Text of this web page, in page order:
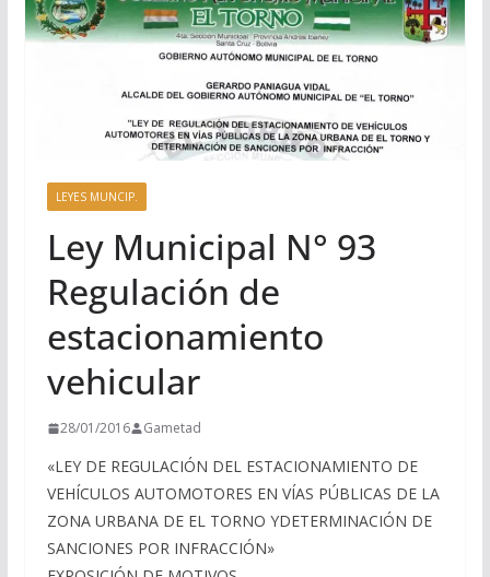
LEYES MUNCIP.
Ley Municipal N° 93
Regulación de
estacionamiento
vehicular
28/01/2016 Gametad
«LEY DE REGULACIÓN DEL ESTACIONAMIENTO DE
VEHÍCULOS AUTOMOTORES EN VÍAS PÚBLICAS DE LA
ZONA URBANA DE EL TORNO YDETERMINACIÓN DE
SANCIONES POR INFRACCIÓN»